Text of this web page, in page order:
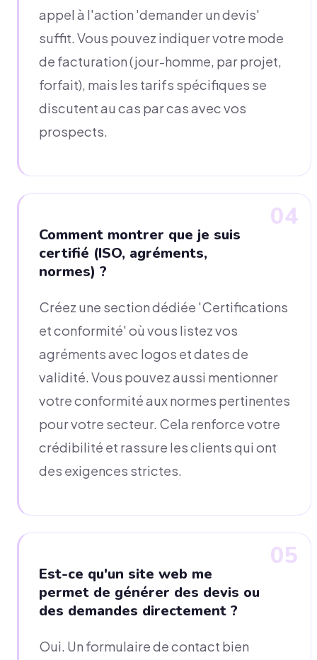
appel à l'action 'demander un devis'
suffit. Vous pouvez indiquer votre mode
de facturation (jour-homme, par projet,
forfait), mais les tarifs spécifiques se
discutent au cas par cas avec vos
prospects.
04
Comment montrer que je suis
certifié (ISO, agréments,
normes) ?
Créez une section dédiée 'Certifications
et conformité' où vous listez vos
agréments avec logos et dates de
validité. Vous pouvez aussi mentionner
votre conformité aux normes pertinentes
pour votre secteur. Cela renforce votre
crédibilité et rassure les clients qui ont
des exigences strictes.
05
Est-ce qu'un site web me
permet de générer des devis ou
des demandes directement ?
Oui. Un formulaire de contact bien